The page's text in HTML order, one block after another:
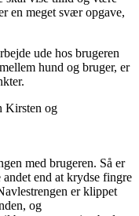
en meget svær opgave,
ude hos brugeren
hund og bruger, er
med brugeren. Så er
end at krydse fingre
er klippet
og